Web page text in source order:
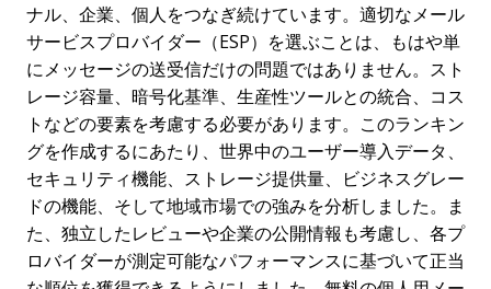
ナル、企業、個人をつなぎ続けています。適切なメール
サービスプロバイダー（ESP）を選ぶことは、もはや単
にメッセージの送受信だけの問題ではありません。スト
レージ容量、暗号化基準、生産性ツールとの統合、コス
トなどの要素を考慮する必要があります。このランキン
グを作成するにあたり、世界中のユーザー導入データ、
セキュリティ機能、ストレージ提供量、ビジネスグレー
ドの機能、そして地域市場での強みを分析しました。ま
た、独立したレビューや企業の公開情報も考慮し、各プ
ロバイダーが測定可能なパフォーマンスに基づいて正当